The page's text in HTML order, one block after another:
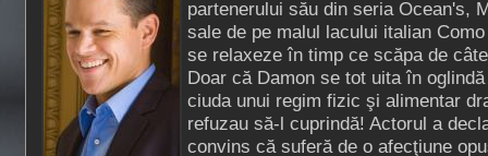
partenerului său din seria Ocean's,
sale de pe malul lacului italian
se relaxeze în timp ce scăpa de
Doar că Damon se tot uita în
ciuda unui regim fizic şi alimentar
refuzau să-l cuprindă! Actorul a
convins că suferă de o afecţiune